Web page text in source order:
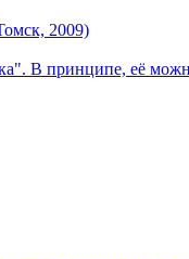
2009)
В принципе, её